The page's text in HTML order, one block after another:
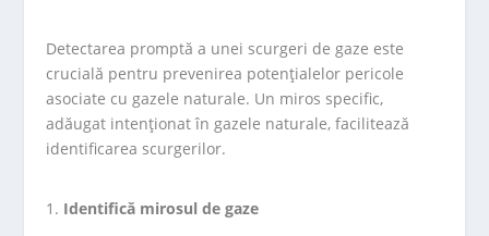
Detectarea promptă a unei scurgeri de gaze este
crucială pentru prevenirea potențialelor pericole
asociate cu gazele naturale. Un miros specific,
adăugat intenționat în gazele naturale, facilitează
identificarea scurgerilor.
Identifică mirosul de gaze